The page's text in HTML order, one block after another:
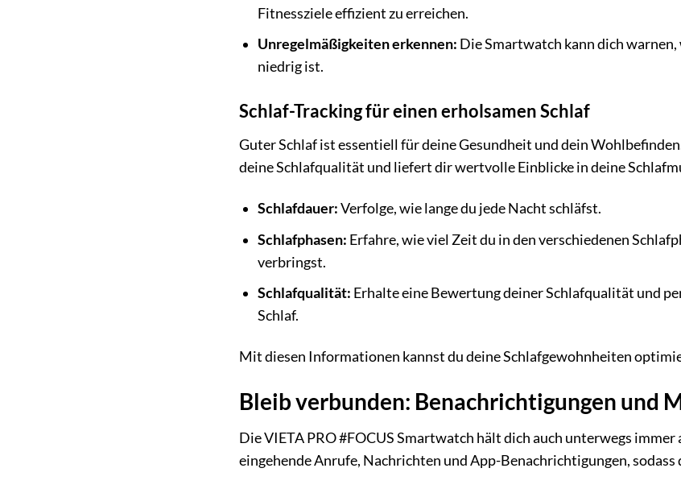
Fitnessziele effizient zu erreichen.
Unregelmäßigkeiten erkennen: Die Smartwatch kann dich
niedrig ist.
Schlaf-Tracking für einen erholsamen Schlaf
Guter Schlaf ist essentiell für deine Gesundheit und dein
deine Schlafqualität und liefert dir wertvolle Einblicke in deine
Schlafdauer:Verfolge, wie lange du jede Nacht schläfst.
Schlafphasen: Erfahre, wie viel Zeit du in den verschiedenen
verbringst.
Schlafqualität: Erhalte eine Bewertung deiner Schlafqualität und
Schlaf.
Mit diesen Informationen kannst du deine Schlafgewohnheiten
Bleib verbunden: Benachrichtigungen und
Die VIETA PRO #FOCUS Smartwatch hält dich auch unterwegs
eingehende Anrufe, Nachrichten und App-Benachrichtigungen,